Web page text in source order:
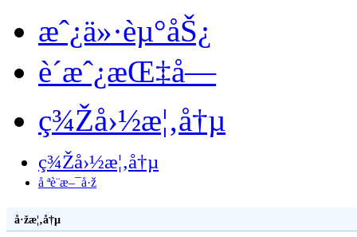
æˆ¿ä»·èµ°åŠ¿
è´­æˆ¿æŒ‡å—
ç¾Žå›½æ¦‚å†µ
ç¾Žå›½æ¦‚å†µ
å ªè¨æ–¯å·ž
å·žæ¦‚å†µ